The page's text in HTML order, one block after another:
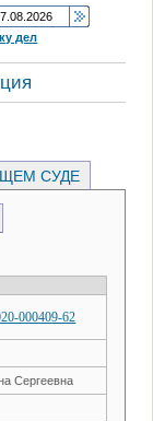
дел
СУДЕ
000409-62
Сергеевна